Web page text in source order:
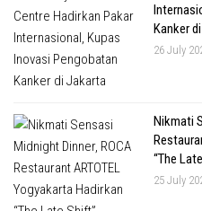
Kanker
26 July
Nikmati
“The
25 July